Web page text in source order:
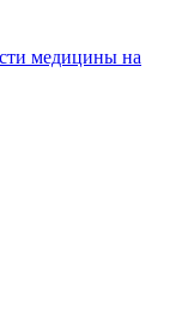
медицины на